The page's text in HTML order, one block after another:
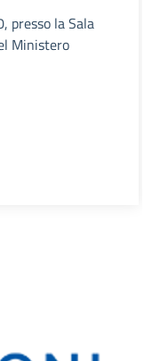
presso la Sala
Ministero